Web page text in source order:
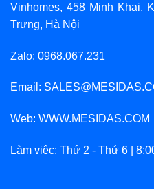
Vinhomes, 458 Minh Khai,
Trưng, Hà Nội
Zalo: 0968.067.231
Email:
Web: WWW.MESIDAS.COM
Làm việc: Thứ 2 - Thứ 6 |